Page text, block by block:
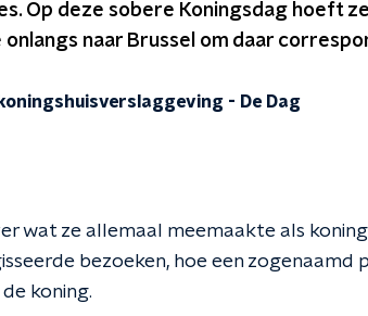
Op deze sobere Koningsdag hoeft
naar Brussel om daar
- De Dag
wat ze allemaal meemaakte als
bezoeken, hoe een zogenaamd
koning.